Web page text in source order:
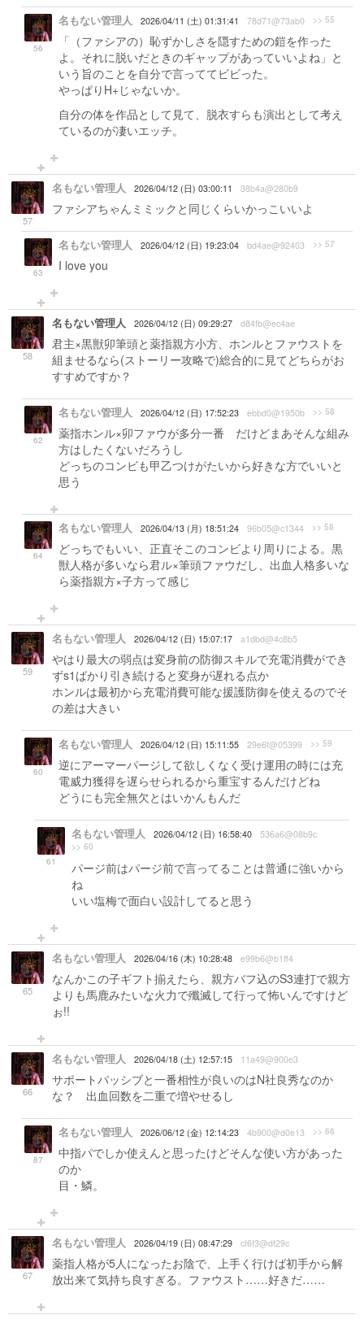
56
名もない管理人 2026/04/11 (土) 01:31:41 78d71@73ab0 >> 55
「（ファシアの）恥ずかしさを隠すための鎧を作った
よ。それに脱いだときのギャップがあっていいよね」と
いう旨のことを自分で言っててビビった。
やっぱりH+じゃないか。
自分の体を作品として見て、脱衣すらも演出として考え
ているのが凄いエッチ。
57
名もない管理人 2026/04/12 (日) 03:00:11 38b4a@280b9
ファシアちゃんミミックと同じくらいかっこいいよ
63
名もない管理人 2026/04/12 (日) 19:23:04 bd4ae@92403 >> 57
I love you
58
名もない管理人 2026/04/12 (日) 09:29:27 d84fb@ec4ae
君主×黒獣卯筆頭と薬指親方小方、ホンルとファウストを
組ませるなら(ストーリー攻略で)総合的に見てどちらがお
すすめですか？
62
名もない管理人 2026/04/12 (日) 17:52:23 ebbd0@1950b >> 58
薬指ホンル×卯ファウが多分一番 だけどまあそんな組み
方はしたくないだろうし
どっちのコンビも甲乙つけがたいから好きな方でいいと
思う
64
名もない管理人 2026/04/13 (月) 18:51:24 96b05@c1344 >> 58
どっちでもいい、正直そこのコンビより周りによる。黒
獣人格が多いなら君ル×筆頭ファウだし、出血人格多いな
ら薬指親方×子方って感じ
59
名もない管理人 2026/04/12 (日) 15:07:17 a1dbd@4c8b5
やはり最大の弱点は変身前の防御スキルで充電消費ができ
ずs1ばかり引き続けると変身が遅れる点か
ホンルは最初から充電消費可能な援護防御を使えるのでそ
の差は大きい
60
名もない管理人 2026/04/12 (日) 15:11:55 29e6f@05399 >> 59
逆にアーマーパージして欲しくなく受け運用の時には充
電威力獲得を遅らせられるから重宝するんだけどね
どうにも完全無欠とはいかんもんだ
61
名もない管理人 2026/04/12 (日) 16:58:40 536a6@08b9c
>> 60
パージ前はパージ前で言ってることは普通に強いから
ね
いい塩梅で面白い設計してると思う
65
名もない管理人 2026/04/16 (木) 10:28:48 e99b6@b1ff4
なんかこの子ギフト揃えたら、親方バフ込のS3連打で親方
よりも馬鹿みたいな火力で殲滅して行って怖いんですけど
ぉ!!
66
名もない管理人 2026/04/18 (土) 12:57:15 11a49@900e3
サポートパッシブと一番相性が良いのはN社良秀なのか
な？ 出血回数を二重で増やせるし
87
名もない管理人 2026/06/12 (金) 12:14:23 4b900@d0e13 >> 66
中指パでしか使えんと思ったけどそんな使い方があった
のか
目・鱗。
67
名もない管理人 2026/04/19 (日) 08:47:29 cf6f3@df29c
薬指人格が5人になったお陰で、上手く行けば初手から解
放出来て気持ち良すぎる。ファウスト……好きだ……